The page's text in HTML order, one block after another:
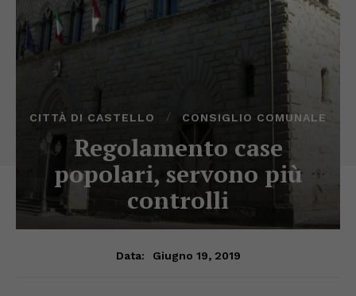
CITTÀ DI CASTELLO CONSIGLIO COMUNALE
Regolamento case
popolari, servono più
controlli
Data: Giugno 19, 2019